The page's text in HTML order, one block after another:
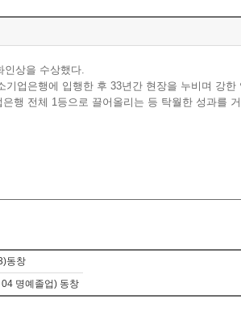
인상을 수상했다.
기업은행에 입행한 후 33년간 현장을 누비며 강
행 전체 1등으로 끌어올리는 등 탁월한 성과를
동창
명예졸업) 동창